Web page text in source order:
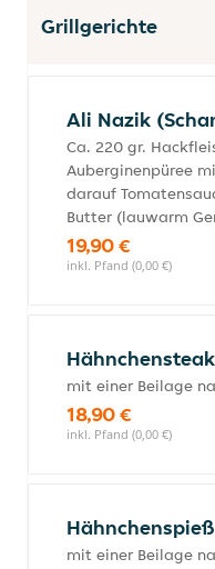
Grillgerichte
Ali Nazik
Ca. 220 gr.
Auberginenpüree
darauf
Butter (lauwarm
19,90 €
inkl. Pfand (0,00 €)
Hähnchensteak
mit einer Beilage
18,90 €
inkl. Pfand (0,00 €)
Hähnchenspieß
mit einer Beilage